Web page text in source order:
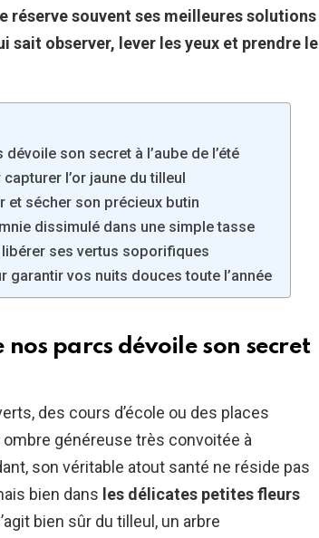
réserve souvent ses meilleures solutions
sait observer, lever les yeux et prendre le
son secret à l’aube de l’été
l’or jaune du tilleul
et sécher son précieux butin
dissimulé dans une simple tasse
ses vertus soporifiques
garantir vos nuits douces toute l’année
parcs dévoile son secret
des cours d’école ou des places
généreuse très convoitée à
son véritable atout santé ne réside pas
bien dans les délicates petites fleurs
bien sûr du tilleul, un arbre